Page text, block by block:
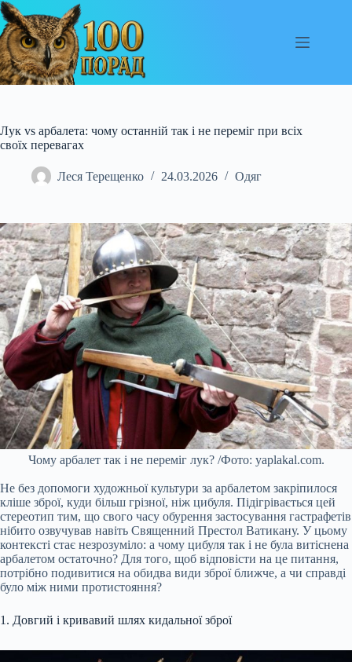
Перейти
до
вмісту
Лук vs арбалета: чому останній так і не переміг при всіх
своїх перевагах
Леся Терещенко 24.03.2026 Одяг
Чому арбалет так і не переміг лук? /Фото: yaplakal.com.
Не без допомоги художньої культури за арбалетом закріпилося
кліше зброї, куди більш грізної, ніж цибуля. Підігрівається цей
стереотип тим, що свого часу обурення застосування гастрафетів
нібито озвучував навіть Священний Престол Ватикану. У цьому
контексті стає незрозуміло: а чому цибуля так і не була витіснена
арбалетом остаточно? Для того, щоб відповісти на це питання,
потрібно подивитися на обидва види зброї ближче, а чи справді
було між ними протистояння?
1. Довгий і кривавий шлях кидальної зброї